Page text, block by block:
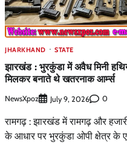
JHARKHAND STATE
झारखंड : भुरकुंडा में अवैध मिनी
मिलकर बनाते थे खतरनाक आर्म्स
NewsXpoz July 9, 2026 0
रामगढ़ : झारखंड में रामगढ़ और
के आधार पर भुरकुंडा ओपी क्षेत्र के